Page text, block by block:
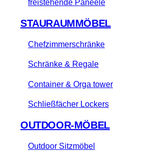
freistehende Paneele
STAURAUMMÖBEL
Chefzimmerschränke
Schränke & Regale
Container & Orga tower
Schließfächer Lockers
OUTDOOR-MÖBEL
Outdoor Sitzmöbel